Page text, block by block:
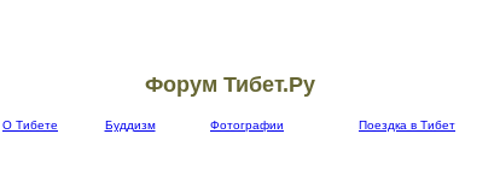
Форум Тибет.Ру
О Тибете Буддизм Фотографии Поездка в Тибет